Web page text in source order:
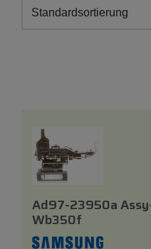
Ad97-23950a
Wb350f